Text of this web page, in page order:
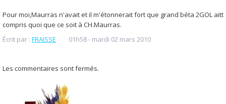
Pour moi,Maurras n'avait et il m'étonnerait fort que grand béta 2GOL aitt
compris quoi que ce soit à CH.Maurras.
Écrit par : FRAISSE 01h58- mardi 02 mars 2010
Les commentaires sont fermés.